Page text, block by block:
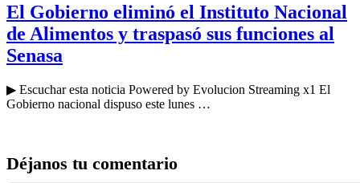
El Gobierno eliminó el Instituto Nacional
de Alimentos y traspasó sus funciones al
Senasa
▶ Escuchar esta noticia Powered by Evolucion Streaming x1 El
Gobierno nacional dispuso este lunes …
Déjanos tu comentario